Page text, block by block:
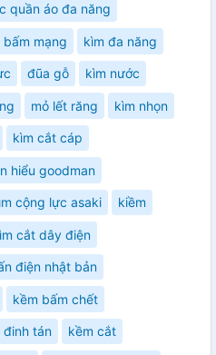
quần áo đa năng
bấm mạng kìm đa năng
đũa gỗ kìm nước
mỏ lết răng kìm nhọn
kìm cắt cáp
hiểu goodman
cộng lực asaki kiềm
cắt dây điện
điện nhật bản
kềm bấm chết
đinh tán kềm cắt